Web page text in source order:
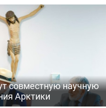
совместную научную
Арктики